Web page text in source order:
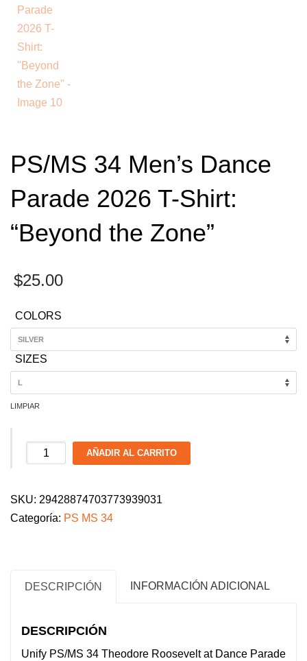
PS/MS 34 Men’s Dance
Parade 2026 T-Shirt:
“Beyond the Zone”
$25.00
COLORS
SIZES
LIMPIAR
PS/MS
Dance
Parade
Shirt:
Zone"
cantidad
AÑADIR AL CARRITO
SKU: 29428874703773939031
Categoría: PS MS 34
DESCRIPCIÓN INFORMACIÓN ADICIONAL
DESCRIPCIÓN
Unify PS/MS 34 Theodore Roosevelt at Dance Parade